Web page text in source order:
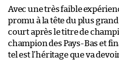
Avec une très faible
promu à la tête du plus
court après le titre de
champion des Pays-Bas et
tel est l’héritage que va